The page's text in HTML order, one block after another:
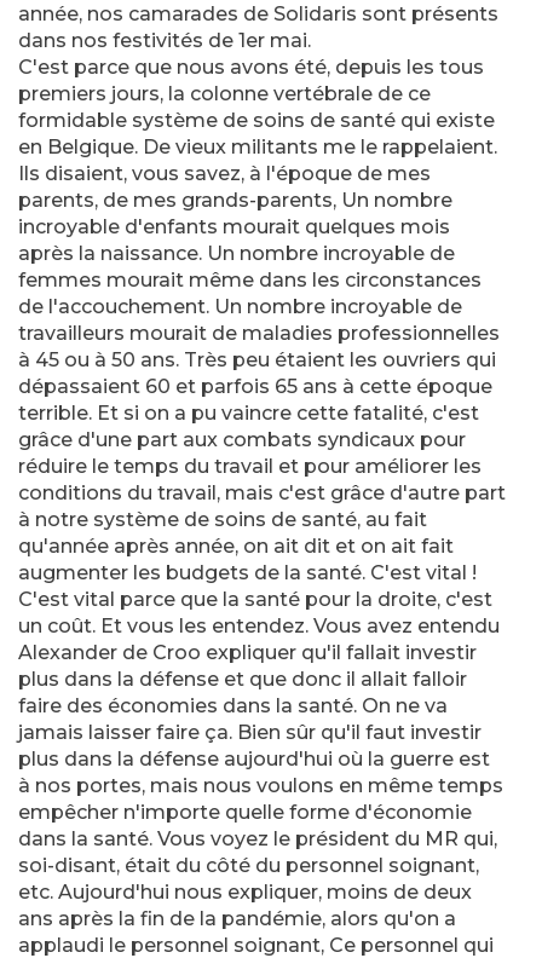
année, nos camarades de Solidaris sont présents
dans nos festivités de 1er mai.
C'est parce que nous avons été, depuis les tous
premiers jours, la colonne vertébrale de ce
formidable système de soins de santé qui existe
en Belgique. De vieux militants me le rappelaient.
Ils disaient, vous savez, à l'époque de mes
parents, de mes grands-parents, Un nombre
incroyable d'enfants mourait quelques mois
après la naissance. Un nombre incroyable de
femmes mourait même dans les circonstances
de l'accouchement. Un nombre incroyable de
travailleurs mourait de maladies professionnelles
à 45 ou à 50 ans. Très peu étaient les ouvriers qui
dépassaient 60 et parfois 65 ans à cette époque
terrible. Et si on a pu vaincre cette fatalité, c'est
grâce d'une part aux combats syndicaux pour
réduire le temps du travail et pour améliorer les
conditions du travail, mais c'est grâce d'autre part
à notre système de soins de santé, au fait
qu'année après année, on ait dit et on ait fait
augmenter les budgets de la santé. C'est vital !
C'est vital parce que la santé pour la droite, c'est
un coût. Et vous les entendez. Vous avez entendu
Alexander de Croo expliquer qu'il fallait investir
plus dans la défense et que donc il allait falloir
faire des économies dans la santé. On ne va
jamais laisser faire ça. Bien sûr qu'il faut investir
plus dans la défense aujourd'hui où la guerre est
à nos portes, mais nous voulons en même temps
empêcher n'importe quelle forme d'économie
dans la santé. Vous voyez le président du MR qui,
soi-disant, était du côté du personnel soignant,
etc. Aujourd'hui nous expliquer, moins de deux
ans après la fin de la pandémie, alors qu'on a
applaudi le personnel soignant, Ce personnel qui